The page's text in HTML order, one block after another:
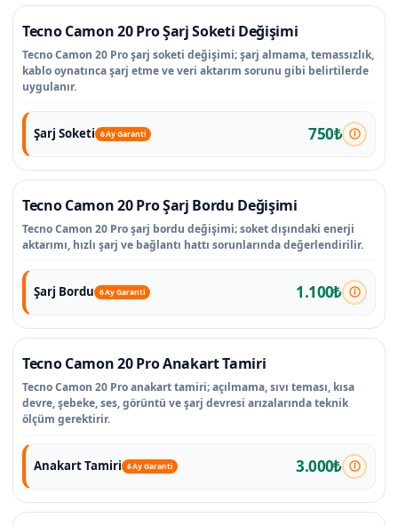
Tecno Camon 20 Pro Şarj Soketi Değişimi
Tecno Camon 20 Pro şarj soketi değişimi; şarj almama, temassızlık,
kablo oynatınca şarj etme ve veri aktarım sorunu gibi belirtilerde
uygulanır.
Şarj Soketi 6 Ay Garanti 750₺
Tecno Camon 20 Pro Şarj Bordu Değişimi
Tecno Camon 20 Pro şarj bordu değişimi; soket dışındaki enerji
aktarımı, hızlı şarj ve bağlantı hattı sorunlarında değerlendirilir.
Şarj Bordu 6 Ay Garanti 1.100₺
Tecno Camon 20 Pro Anakart Tamiri
Tecno Camon 20 Pro anakart tamiri; açılmama, sıvı teması, kısa
devre, şebeke, ses, görüntü ve şarj devresi arızalarında teknik
ölçüm gerektirir.
Anakart Tamiri 6 Ay Garanti 3.000₺